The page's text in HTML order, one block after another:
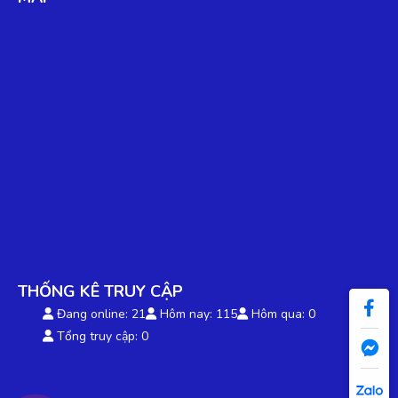
Thái độ phục vụ tốt, nhân viên niềm nở
THỐNG KÊ TRUY CẬP
Đang online: 21 Hôm nay: 115
Hôm qua: 0
Tổng truy cập: 0